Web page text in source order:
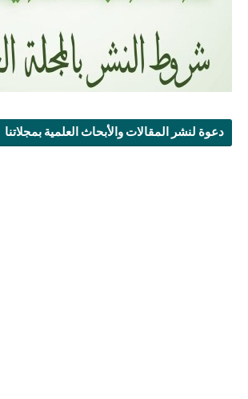
دعوة لنشر المقالات والأبحاث العلمية بمجلاتنا